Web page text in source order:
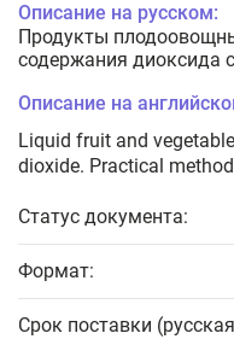
Описание на русском:
Продукты
содержания диоксида
Описание на
Liquid fruit and
dioxide. Practical method
Статус документа:
Формат:
Срок поставки